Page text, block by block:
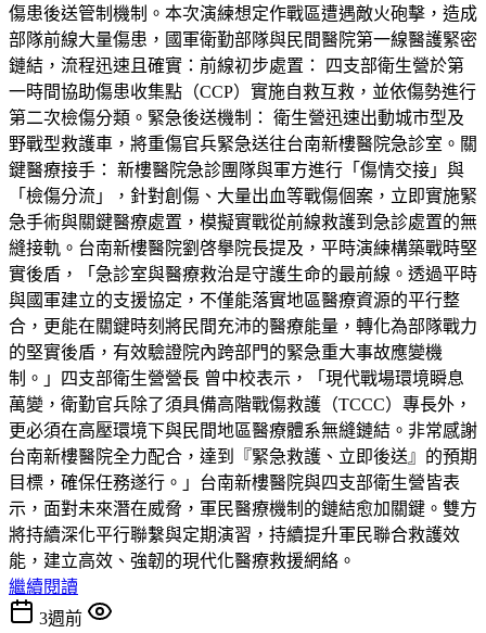
傷患後送管制機制。本次演練想定作戰區遭遇敵火砲擊，造成
部隊前線大量傷患，國軍衛勤部隊與民間醫院第一線醫護緊密
鏈結，流程迅速且確實：前線初步處置： 四支部衛生營於第
一時間協助傷患收集點（CCP）實施自救互救，並依傷勢進行
第二次檢傷分類。緊急後送機制： 衛生營迅速出動城市型及
野戰型救護車，將重傷官兵緊急送往台南新樓醫院急診室。關
鍵醫療接手： 新樓醫院急診團隊與軍方進行「傷情交接」與
「檢傷分流」，針對創傷、大量出血等戰傷個案，立即實施緊
急手術與關鍵醫療處置，模擬實戰從前線救護到急診處置的無
縫接軌。台南新樓醫院劉啓擧院長提及，平時演練構築戰時堅
實後盾，「急診室與醫療救治是守護生命的最前線。透過平時
與國軍建立的支援協定，不僅能落實地區醫療資源的平行整
合，更能在關鍵時刻將民間充沛的醫療能量，轉化為部隊戰力
的堅實後盾，有效驗證院內跨部門的緊急重大事故應變機
制。」四支部衛生營營長 曾中校表示，「現代戰場環境瞬息
萬變，衛勤官兵除了須具備高階戰傷救護（TCCC）專長外，
更必須在高壓環境下與民間地區醫療體系無縫鏈結。非常感謝
台南新樓醫院全力配合，達到『緊急救護、立即後送』的預期
目標，確保任務遂行。」台南新樓醫院與四支部衛生營皆表
示，面對未來潛在威脅，軍民醫療機制的鏈結愈加關鍵。雙方
將持續深化平行聯繫與定期演習，持續提升軍民聯合救護效
能，建立高效、強韌的現代化醫療救援網絡。
繼續閱讀
3週前